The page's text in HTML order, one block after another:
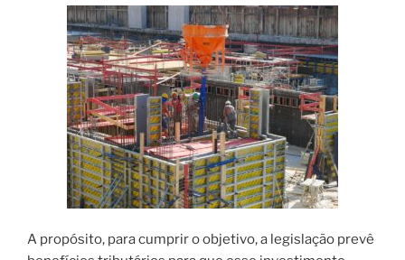
A propósito, para cumprir o objetivo, a legislação prevê